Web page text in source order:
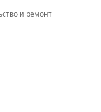
и ремонт